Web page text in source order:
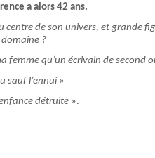
a alors 42 ans.
centre de son univers, et grande
domaine ?
femme qu’un écrivain de second
sauf l’ennui »
détruite ».